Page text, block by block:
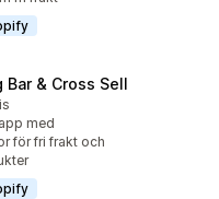
Bar & Cross Sell
med
för fri frakt och